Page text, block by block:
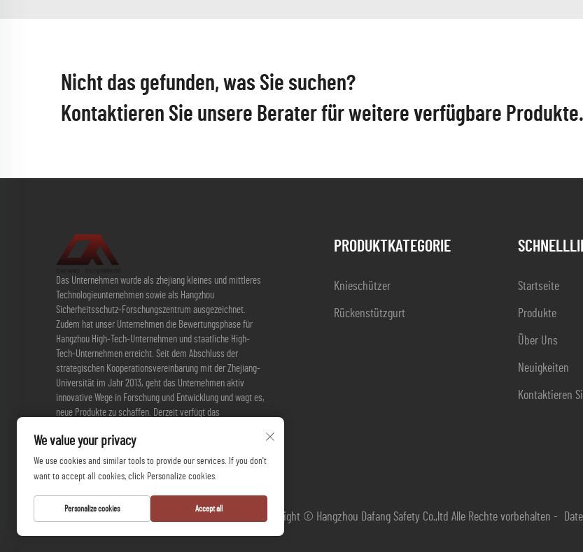
Nicht das gefunden, was Sie suchen?
Kontaktieren Sie unsere Berater für weitere verfügbare Produkte.
Das Unternehmen wurde als zhejiang kleines und mittleres
Technologieunternehmen sowie als Hangzhou
Sicherheitsschutz-Forschungszentrum ausgezeichnet.
Zudem hat unser Unternehmen die Bewertungsphase für
Hangzhou High-Tech-Unternehmen und staatliche High-
Tech-Unternehmen erreicht. Seit dem Abschluss der
strategischen Kooperationsvereinbarung mit der Zhejiang-
Universität im Jahr 2013, geht das Unternehmen aktiv
innovative Wege in Forschung und Entwicklung und wagt es,
neue Produkte zu schaffen. Derzeit verfügt das
Gebrauchspatente.
PRODUKTKATEGORIE
Knieschützer
Rückenstützgurt
Startseite
Produkte
Über Uns
Neuigkeiten
Kontaktieren
Copyright © Hangzhou Dafang Safety Co.,ltd Alle Rechte vorbehalten -
We value your privacy
We use cookies and similar tools to provide our services. If you don't
want to accept all cookies, click Personalize cookies.
Personalize cookies Accept all